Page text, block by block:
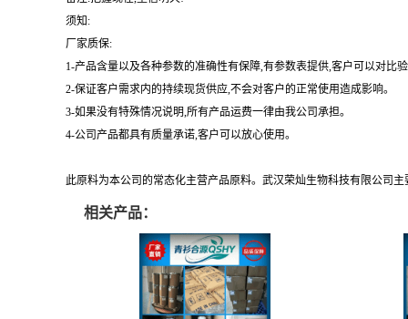
须知:
厂家质保:
1-产品含量以及各种参数的准确性有保障,有参数表提供,客户可以对比
2-保证客户需求内的持续现货供应,不会对客户的正常使用造成影响。
3-如果没有特殊情况说明,所有产品运费一律由我公司承担。
4-公司产品都具有质量承诺,客户可以放心使用。
此原料为本公司的常态化主营产品原料。武汉荣灿生物科技有限公司
相关产品：